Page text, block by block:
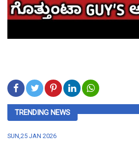
TRENDING NEWS
SUN,25 JAN 2026